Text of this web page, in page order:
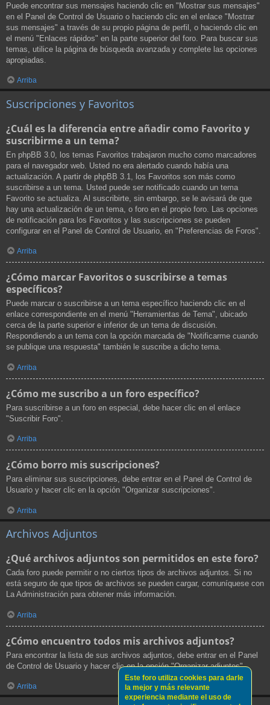
Puede encontrar sus mensajes haciendo clic en "Mostrar sus mensajes"
en el Panel de Control de Usuario o haciendo clic en el enlace "Mostrar
sus mensajes" a través de su propio página de perfil, o haciendo clic en
el menú "Enlaces rápidos" en la parte superior del foro. Para buscar sus
temas, utilice la página de búsqueda avanzada y complete las opciones
apropiadas.
Arriba
Suscripciones y Favoritos
¿Cuál es la diferencia entre añadir como Favorito y
suscribirme a un tema?
En phpBB 3.0, los temas Favoritos trabajaron mucho como marcadores
para el navegador web. Usted no era alertado cuando había una
actualización. A partir de phpBB 3.1, los Favoritos son más como
suscribirse a un tema. Usted puede ser notificado cuando un tema
Favorito se actualiza. Al suscribirte, sin embargo, se le avisará de que
hay una actualización de un tema, o foro en el propio foro. Las opciones
de notificación para los Favoritos y las suscripciones se pueden
configurar en el Panel de Control de Usuario, en "Preferencias de Foros".
Arriba
¿Cómo marcar Favoritos o suscribirse a temas
específicos?
Puede marcar o suscribirse a un tema específico haciendo clic en el
enlace correspondiente en el menú "Herramientas de Tema", ubicado
cerca de la parte superior e inferior de un tema de discusión.
Respondiendo a un tema con la opción marcada de "Notificarme cuando
se publique una respuesta" también le suscribe a dicho tema.
Arriba
¿Cómo me suscribo a un foro específico?
Para suscribirse a un foro en especial, debe hacer clic en el enlace
"Suscribir Foro".
Arriba
¿Cómo borro mis suscripciones?
Para eliminar sus suscripciones, debe entrar en el Panel de Control de
Usuario y hacer clic en la opción "Organizar suscripciones".
Arriba
Archivos Adjuntos
¿Qué archivos adjuntos son permitidos en este foro?
Cada foro puede permitir o no ciertos tipos de archivos adjuntos. Si no
está seguro de que tipos de archivos se pueden cargar, comuníquese con
La Administración para obtener más información.
Arriba
¿Cómo encuentro todos mis archivos adjuntos?
Para encontrar la lista de sus archivos adjuntos, debe entrar en el Panel
de Control de Usuario y hacer clic en la opción "Organizar adjuntos".
Arriba
Este foro utiliza cookies para darle
la mejor y más relevante
experiencia mediante el uso de